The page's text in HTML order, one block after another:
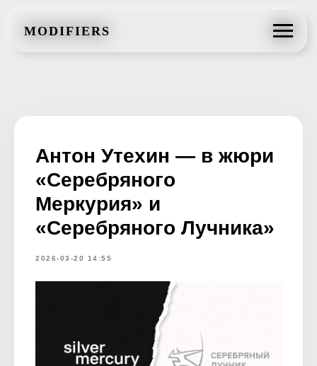
MODIFIERS
MODIFIERS
Антон Утехин — в жюри
«Серебряного
Меркурия» и
«Серебряного Лучника»
2026-03-20 14:55